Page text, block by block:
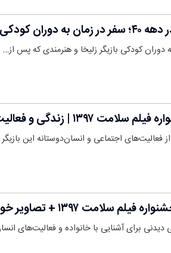
زلیخا
بازیگر معروف ایران
+ تصاویر خواهر و برادر